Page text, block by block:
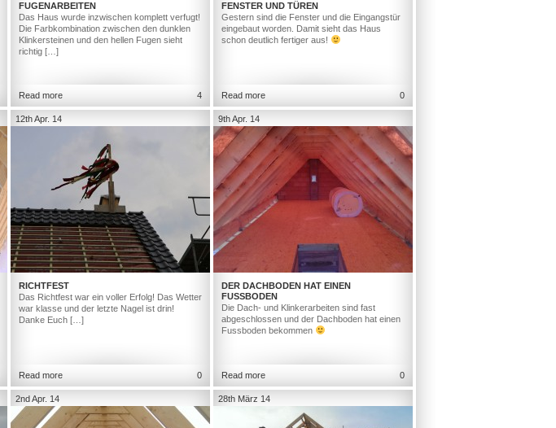
FUGENARBEITEN
Das Haus wurde inzwischen komplett verfugt!
Die Farbkombination zwischen den dunklen
Klinkersteinen und den hellen Fugen sieht
richtig […]
Read more 4
FENSTER UND TÜREN
Gestern sind die Fenster und die Eingangstür
eingebaut worden. Damit sieht das Haus
schon deutlich fertiger aus!
Read more 0
12th Apr. 14
RICHTFEST
Das Richtfest war ein voller Erfolg! Das Wetter
war klasse und der letzte Nagel ist drin!
Danke Euch […]
Read more 0
9th Apr. 14
DER DACHBODEN HAT EINEN
FUSSBODEN
Die Dach- und Klinkerarbeiten sind fast
abgeschlossen und der Dachboden hat einen
Fussboden bekommen
Read more 0
2nd Apr. 14 28th März 14